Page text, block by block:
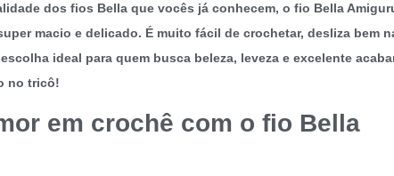
dos fios Bella que vocês já conhecem, o fio Bella
macio e delicado. É muito fácil de crochetar, desliza bem
ideal para quem busca beleza, leveza e excelente
no tricô!
em crochê com o fio Bella